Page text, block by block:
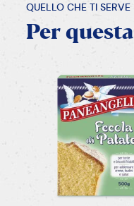
QUELLO CHE TI SERVE
Per questa